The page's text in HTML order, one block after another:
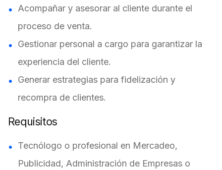
Acompañar y asesorar al cliente durante el
proceso de venta.
Gestionar personal a cargo para garantizar la
experiencia del cliente.
Generar estrategias para fidelización y
recompra de clientes.
Requisitos
Tecnólogo o profesional en Mercadeo,
Publicidad, Administración de Empresas o